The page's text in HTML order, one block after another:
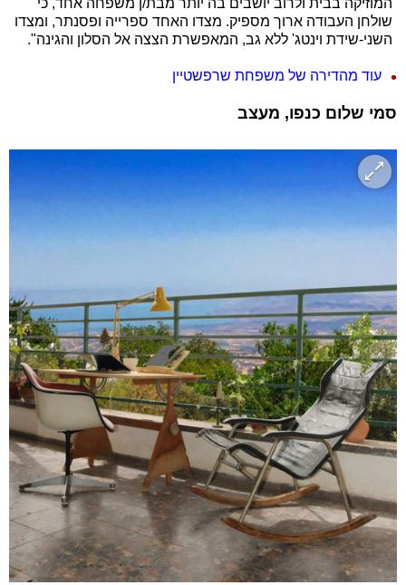
המוזיקה בבית ולרוב יושבים בה יותר מבת/ן משפחה אחד, כי
שולחן העבודה ארוך מספיק. מצדו האחד ספרייה ופסנתר, ומצדו
השני-שידת וינטג' ללא גב, המאפשרת הצצה אל הסלון והגינה".
עוד מהדירה של משפחת שרפשטיין
סמי שלום כנפו, מעצב